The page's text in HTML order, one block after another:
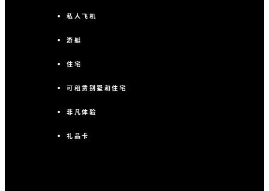
私人飞机
游艇
住宅
可租赁别墅和住宅
非凡体验
礼品卡